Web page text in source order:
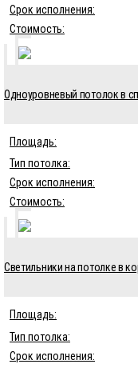
Срок исполнения:
Стоимость:
Одноуровневый потолок в
Площадь:
Тип потолка:
Срок исполнения:
Стоимость:
Светильники на потолке в
Площадь:
Тип потолка:
Срок исполнения: